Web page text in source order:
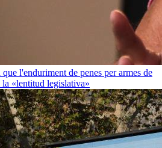
que l'enduriment de penes per armes de
«lentitud legislativa»